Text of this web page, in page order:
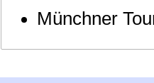
Münchner